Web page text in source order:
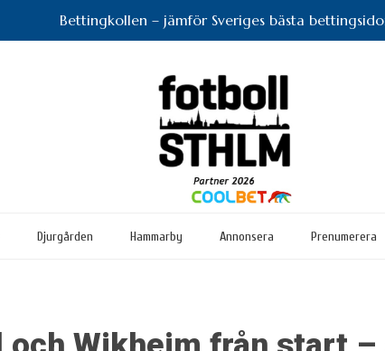
Bettingkollen – jämför Sveriges bästa
Djurgården Hammarby Annonsera Prenumerera